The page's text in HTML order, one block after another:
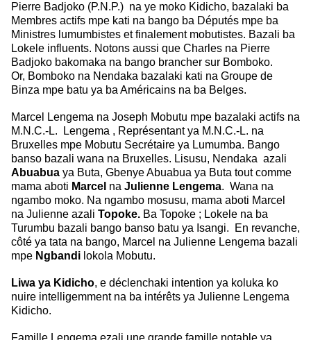
Pierre Badjoko (P.N.P.) na ye moko Kidicho, bazalaki ba
Membres actifs mpe kati na bango ba Députés mpe ba
Ministres lumumbistes et finalement mobutistes. Bazali ba
Lokele influents. Notons aussi que Charles na Pierre
Badjoko bakomaka na bango brancher sur Bomboko.
Or, Bomboko na Nendaka bazalaki kati na Groupe de
Binza mpe batu ya ba Américains na ba Belges.
Marcel Lengema na Joseph Mobutu mpe bazalaki actifs na
M.N.C.-L. Lengema , Représentant ya M.N.C.-L. na
Bruxelles mpe Mobutu Secrétaire ya Lumumba. Bango
banso bazali wana na Bruxelles. Lisusu, Nendaka azali
Abuabua ya Buta, Gbenye Abuabua ya Buta tout comme
mama aboti Marcel na Julienne Lengema. Wana na
ngambo moko. Na ngambo mosusu, mama aboti Marcel
na Julienne azali Topoke. Ba Topoke ; Lokele na ba
Turumbu bazali bango banso batu ya Isangi. En revanche,
côté ya tata na bango, Marcel na Julienne Lengema bazali
mpe Ngbandi lokola Mobutu.
Liwa ya Kidicho, e déclenchaki intention ya koluka ko
nuire intelligemment na ba intérêts ya Julienne Lengema
Kidicho.